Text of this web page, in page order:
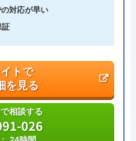
区東1丁目26-20 東京建物東
対応が早い
証
トで
を見る
相談する
026